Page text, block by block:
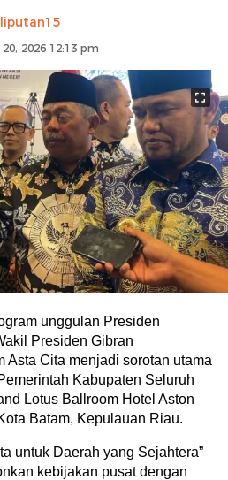
liputan15
2026 12:13 pm
unggulan Presiden
Presiden Gibran
Asta Cita menjadi sorotan utama
Kabupaten Seluruh
Lotus Ballroom Hotel Aston
Batam, Kepulauan Riau.
untuk Daerah yang Sejahtera”
kebijakan pusat dengan